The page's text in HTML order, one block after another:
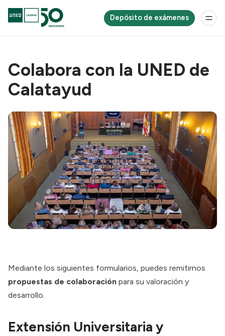
Depósito de exámenes
Colabora con la UNED de
Calatayud
Mediante los siguientes formularios, puedes remitirnos
propuestas de colaboración para su valoración y
desarrollo.
Extensión Universitaria y